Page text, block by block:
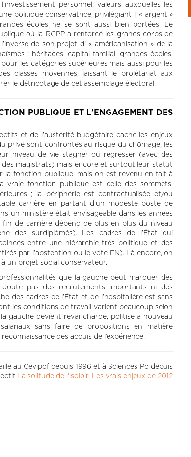
personnel, valeurs auxquelles les
politique conservatrice, privilégiant l’ « argent »
écoles ne se sont aussi bien portées. Le
où la RGPP a renforcé les grands corps de
de son projet d’ « américanisation » de la
: héritages, capital familial, grandes écoles,
les catégories supérieures mais aussi pour les
classes moyennes, laissant le prolétariat aux
le détricotage de cet assemblage électoral.
PUBLIQUE ET L'ENGAGEMENT DES
et de l’austérité budgétaire cache les enjeux
privé sont confrontés au risque du chômage, les
niveau de vie stagner ou régresser (avec des
des magistrats) mais encore et surtout leur statut
la fonction publique, mais on est revenu en fait à
vraie fonction publique est celle des sommets,
; la périphérie est contractualisée et/ou
carrière en partant d’un modeste poste de
un ministère était envisageable dans les années
fin de carrière dépend de plus en plus du niveau
des surdiplômés). Les cadres de l’État qui
entre une hiérarchie très politique et des
par l’abstention ou le vote FN). Là encore, on
un projet social conservateur.
que la gauche peut marquer des
pas des recrutements importants ni des
des cadres de l’État et de l’hospitalière est sans
les conditions de travail varient beaucoup selon
gauche devient revancharde, politise à nouveau
sans faire de propositions en matière
des acquis de l’expérience.
au Cevipof depuis 1996 et à Sciences Po depuis
La solitude de l'isoloir, Les vrais enjeux de 2012